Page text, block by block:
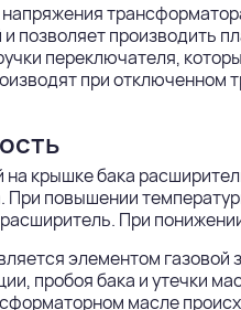
и позволяет производить
переключателя,
при отключенном
на крышке бака
При повышении
При
элементом
пробоя бака и утечки
масле